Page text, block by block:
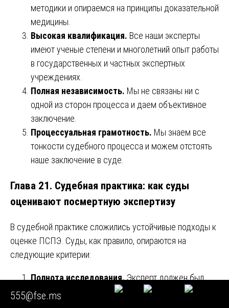
методики и опираемся на принципы доказательной
медицины.
Высокая квалификация. Все наши эксперты
имеют ученые степени и многолетний опыт работы
в государственных и частных экспертных
учреждениях.
Полная независимость. Мы не связаны ни с
одной из сторон процесса и даем объективное
заключение.
Процессуальная грамотность. Мы знаем все
тонкости судебного процесса и можем отстоять
наше заключение в суде.
Глава 21. Судебная практика: как суды
оценивают посмертную экспертизу
В судебной практике сложились устойчивые подходы к
оценке ПСПЭ. Суды, как правило, опираются на
следующие критерии:
Полнота исследования.Эксперт должен был
изучить все доступные материалы.
555@fse.ms